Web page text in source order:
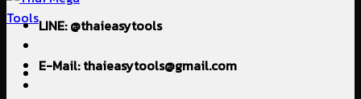
LINE: @thaieasytools
E-Mail: thaieasytools@gmail.com